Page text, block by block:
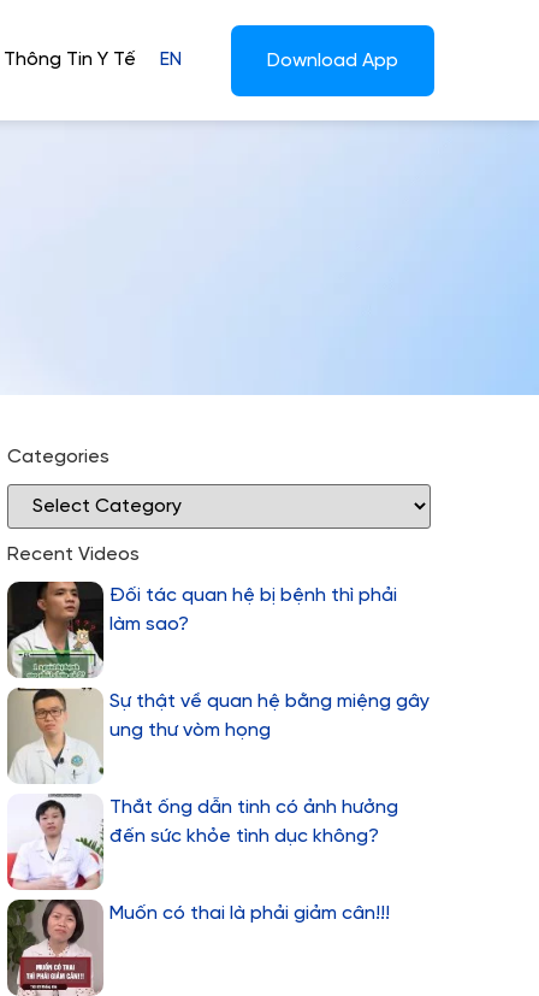
Thông Tin Y Tế EN Download App
Categories
Recent Videos
Đối tác quan hệ bị bệnh thì phải
làm sao?
Sự thật về quan hệ bằng miệng gây
ung thư vòm họng
Thắt ống dẫn tinh có ảnh hưởng
đến sức khỏe tình dục không?
Muốn có thai là phải giảm cân!!!